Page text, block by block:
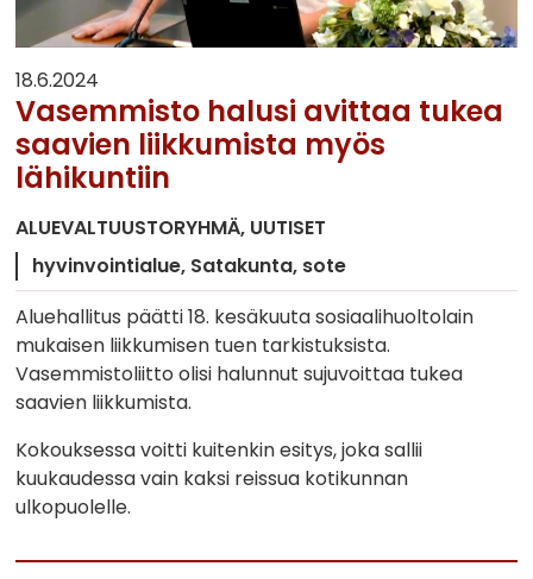
18.6.2024
Vasemmisto halusi avittaa tukea
saavien liikkumista myös
lähikuntiin
ALUEVALTUUSTORYHMÄ UUTISET
hyvinvointialue Satakunta sote
Aluehallitus päätti 18. kesäkuuta sosiaalihuoltolain
mukaisen liikkumisen tuen tarkistuksista.
Vasemmistoliitto olisi halunnut sujuvoittaa tukea
saavien liikkumista.
Kokouksessa voitti kuitenkin esitys, joka sallii
kuukaudessa vain kaksi reissua kotikunnan
ulkopuolelle.